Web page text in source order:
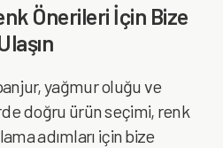
Önerileri İçin Bize
yağmur oluğu ve
doğru ürün seçimi, renk
adımları için bize